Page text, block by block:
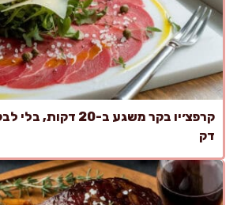
קרפצ׳יו בקר משגע ב-
דק